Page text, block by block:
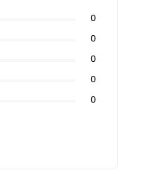
0
0
0
0
0